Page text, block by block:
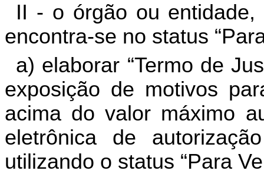
II - o órgão ou
encontra-se no status
a) elaborar “Termo de
exposição de motivos
acima do valor máximo
eletrônica de
utilizando o status “Para